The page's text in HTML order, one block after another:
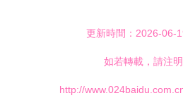
更新時間：2026-06-
如若轉載，請注明
http://